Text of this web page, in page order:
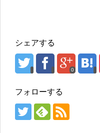
シェアする
0
フォローする